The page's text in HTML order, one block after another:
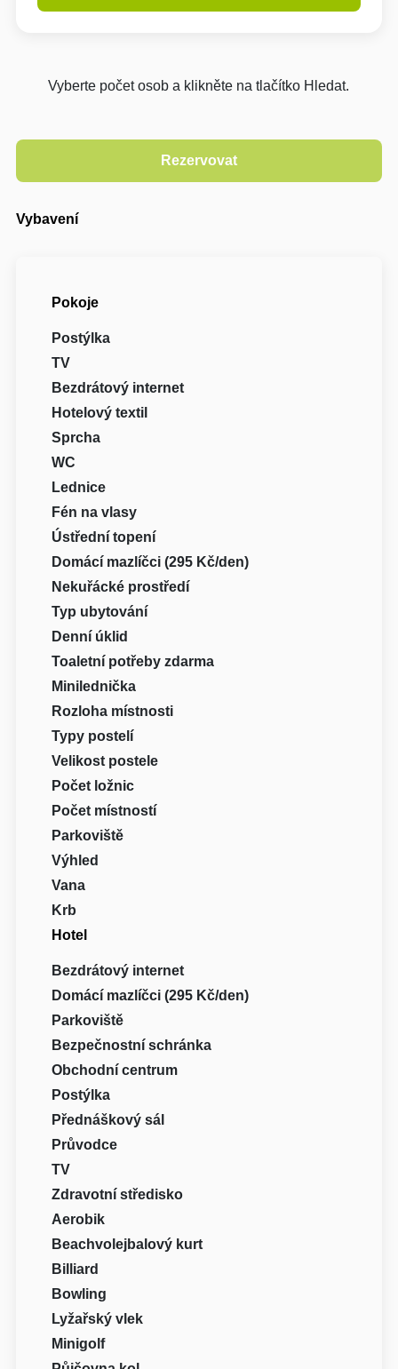
Vyberte počet osob a klikněte na tlačítko Hledat.
Vybavení
Pokoje
Postýlka
TV
Bezdrátový internet
Hotelový textil
Sprcha
WC
Lednice
Fén na vlasy
Ústřední topení
Domácí mazlíčci (295 Kč/den)
Nekuřácké prostředí
Typ ubytování
Denní úklid
Toaletní potřeby zdarma
Minilednička
Rozloha místnosti
Typy postelí
Velikost postele
Počet ložnic
Počet místností
Parkoviště
Výhled
Vana
Krb
Hotel
Bezdrátový internet
Domácí mazlíčci (295 Kč/den)
Parkoviště
Bezpečnostní schránka
Obchodní centrum
Postýlka
Přednáškový sál
Průvodce
TV
Zdravotní středisko
Aerobik
Beachvolejbalový kurt
Billiard
Bowling
Lyžařský vlek
Minigolf